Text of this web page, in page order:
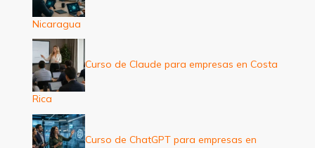
Nicaragua
Curso de Claude para empresas en Costa
Rica
Curso de ChatGPT para empresas en